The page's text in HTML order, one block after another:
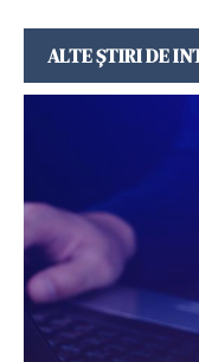
ALTE ȘTIRI DE